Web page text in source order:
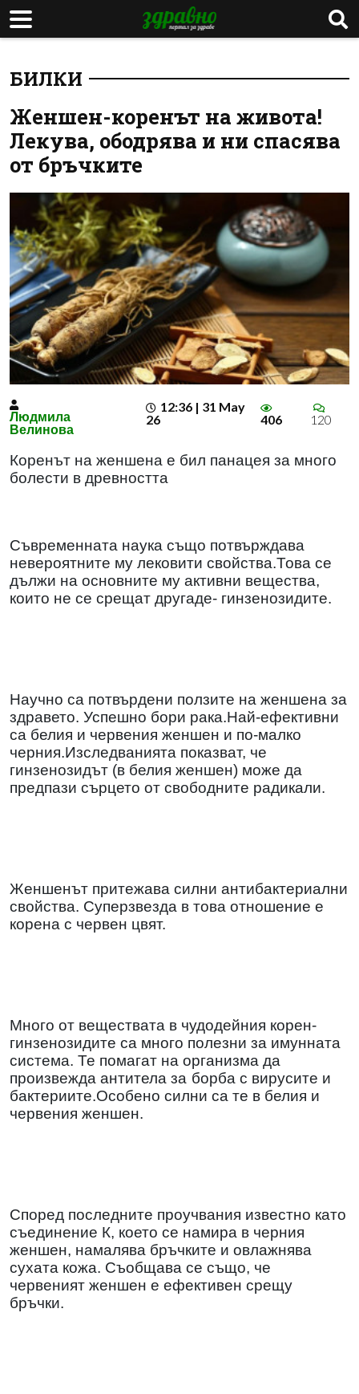
БИЛКИ
Женшен-коренът на живота!
Лекува, ободрява и ни спасява
от бръчките
Людмила
Велинова
12:36 | 31 May
26
406 120
Коренът на женшена е бил панацея за много
болести в древността
Съвременната наука също потвърждава
невероятните му лековити свойства.Това се
дължи на основните му активни вещества,
които не се срещат другаде- гинзенозидите.
Научно са потвърдени ползите на женшена за
здравето. Успешно бори рака.Най-ефективни
са белия и червения женшен и по-малко
черния.Изследванията показват, че
гинзенозидът (в белия женшен) може да
предпази сърцето от свободните радикали.
Женшенът притежава силни антибактериални
свойства. Суперзвезда в това отношение е
корена с червен цвят.
Много от веществата в чудодейния корен-
гинзенозидите са много полезни за имунната
система. Те помагат на организма да
произвежда антитела за борба с вирусите и
бактериите.Особено силни са те в белия и
червения женшен.
Според последните проучвания известно като
съединение К, което се намира в черния
женшен, намалява бръчките и овлажнява
сухата кожа. Съобщава се също, че
червеният женшен е ефективен срещу
бръчки.